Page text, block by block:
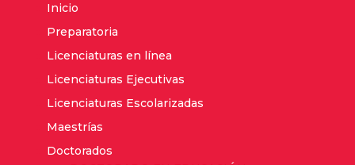
Inicio
Preparatoria
Licenciaturas en línea
Licenciaturas Ejecutivas
Licenciaturas Escolarizadas
Maestrías
Doctorados